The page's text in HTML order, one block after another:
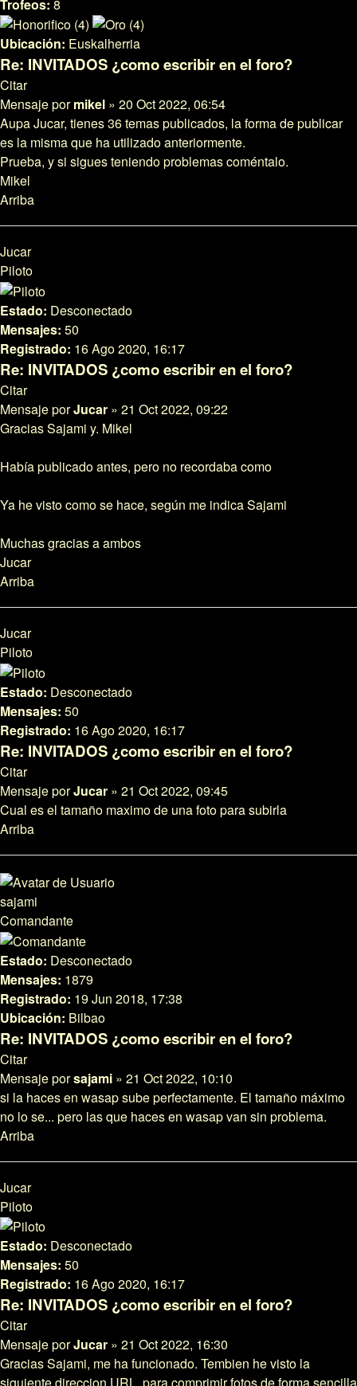
Trofeos: 8
Ubicación: Euskalherria
Re: INVITADOS ¿como escribir en el foro?
Citar
Mensajepormikel » 20 Oct 2022, 06:54
Aupa Jucar, tienes 36 temas publicados, la forma de publicar
es la misma que ha utilizado anteriormente.
Prueba, y si sigues teniendo problemas coméntalo.
Mikel
Arriba
Jucar
Piloto
Estado: Desconectado
Mensajes: 50
Registrado: 16 Ago 2020, 16:17
Re: INVITADOS ¿como escribir en el foro?
Citar
MensajeporJucar » 21 Oct 2022, 09:22
Gracias Sajami y. Mikel
Había publicado antes, pero no recordaba como
Ya he visto como se hace, según me indica Sajami
Muchas gracias a ambos
Jucar
Arriba
Jucar
Piloto
Estado: Desconectado
Mensajes: 50
Registrado: 16 Ago 2020, 16:17
Re: INVITADOS ¿como escribir en el foro?
Citar
MensajeporJucar » 21 Oct 2022, 09:45
Cual es el tamaño maximo de una foto para subirla
Arriba
sajami
Comandante
Estado: Desconectado
Mensajes: 1879
Registrado: 19 Jun 2018, 17:38
Ubicación: Bilbao
Re: INVITADOS ¿como escribir en el foro?
Citar
Mensajeporsajami » 21 Oct 2022, 10:10
si la haces en wasap sube perfectamente. El tamaño máximo
no lo se... pero las que haces en wasap van sin problema.
Arriba
Jucar
Piloto
Estado: Desconectado
Mensajes: 50
Registrado: 16 Ago 2020, 16:17
Re: INVITADOS ¿como escribir en el foro?
Citar
MensajeporJucar » 21 Oct 2022, 16:30
Gracias Sajami, me ha funcionado. Tembien he visto la